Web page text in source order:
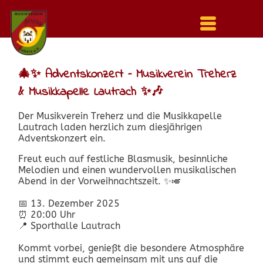
Menu
auf-
🎄✨ Adventskonzert – Musikverein Treherz
& Musikkapelle Lautrach ✨🎶
Der Musikverein Treherz und die Musikkapelle
Lautrach laden herzlich zum diesjährigen
Adventskonzert ein.
Freut euch auf festliche Blasmusik, besinnliche
Melodien und einen wundervollen musikalischen
Abend in der Vorweihnachtszeit. ✨🎺
📅 13. Dezember 2025
⏰ 20:00 Uhr
📍 Sporthalle Lautrach
Kommt vorbei, genießt die besondere Atmosphäre
und stimmt euch gemeinsam mit uns auf die